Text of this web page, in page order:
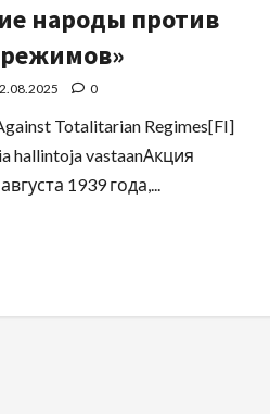
народы против
0
Totalitarian Regimes[FI]
hallintoja vastaanАкция
1939 года,...